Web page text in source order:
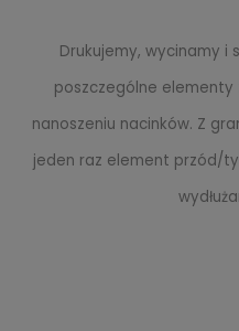
Drukujemy, wycinamy i
poszczególne elementy
nanoszeniu nacinków. Z
jeden raz element przód/